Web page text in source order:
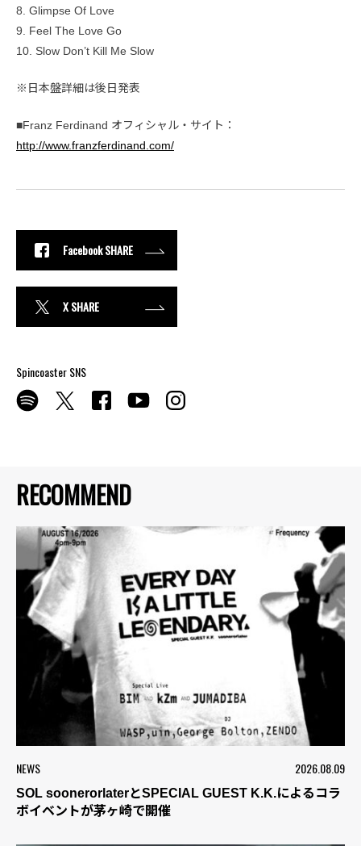
RECOMMEND
NEWS 2026.08.09
SOL soonerorlaterとSPECIAL GUEST K.K.によるコラ
ボイベントが茅ヶ崎で開催
8. Glimpse Of Love
9. Feel The Love Go
10. Slow Don’t Kill Me Slow
※日本盤詳細は後日発表
■Franz Ferdinand オフィシャル・サイト：
http://www.franzferdinand.com/
Facebook SHARE
X SHARE
Spincoaster SNS